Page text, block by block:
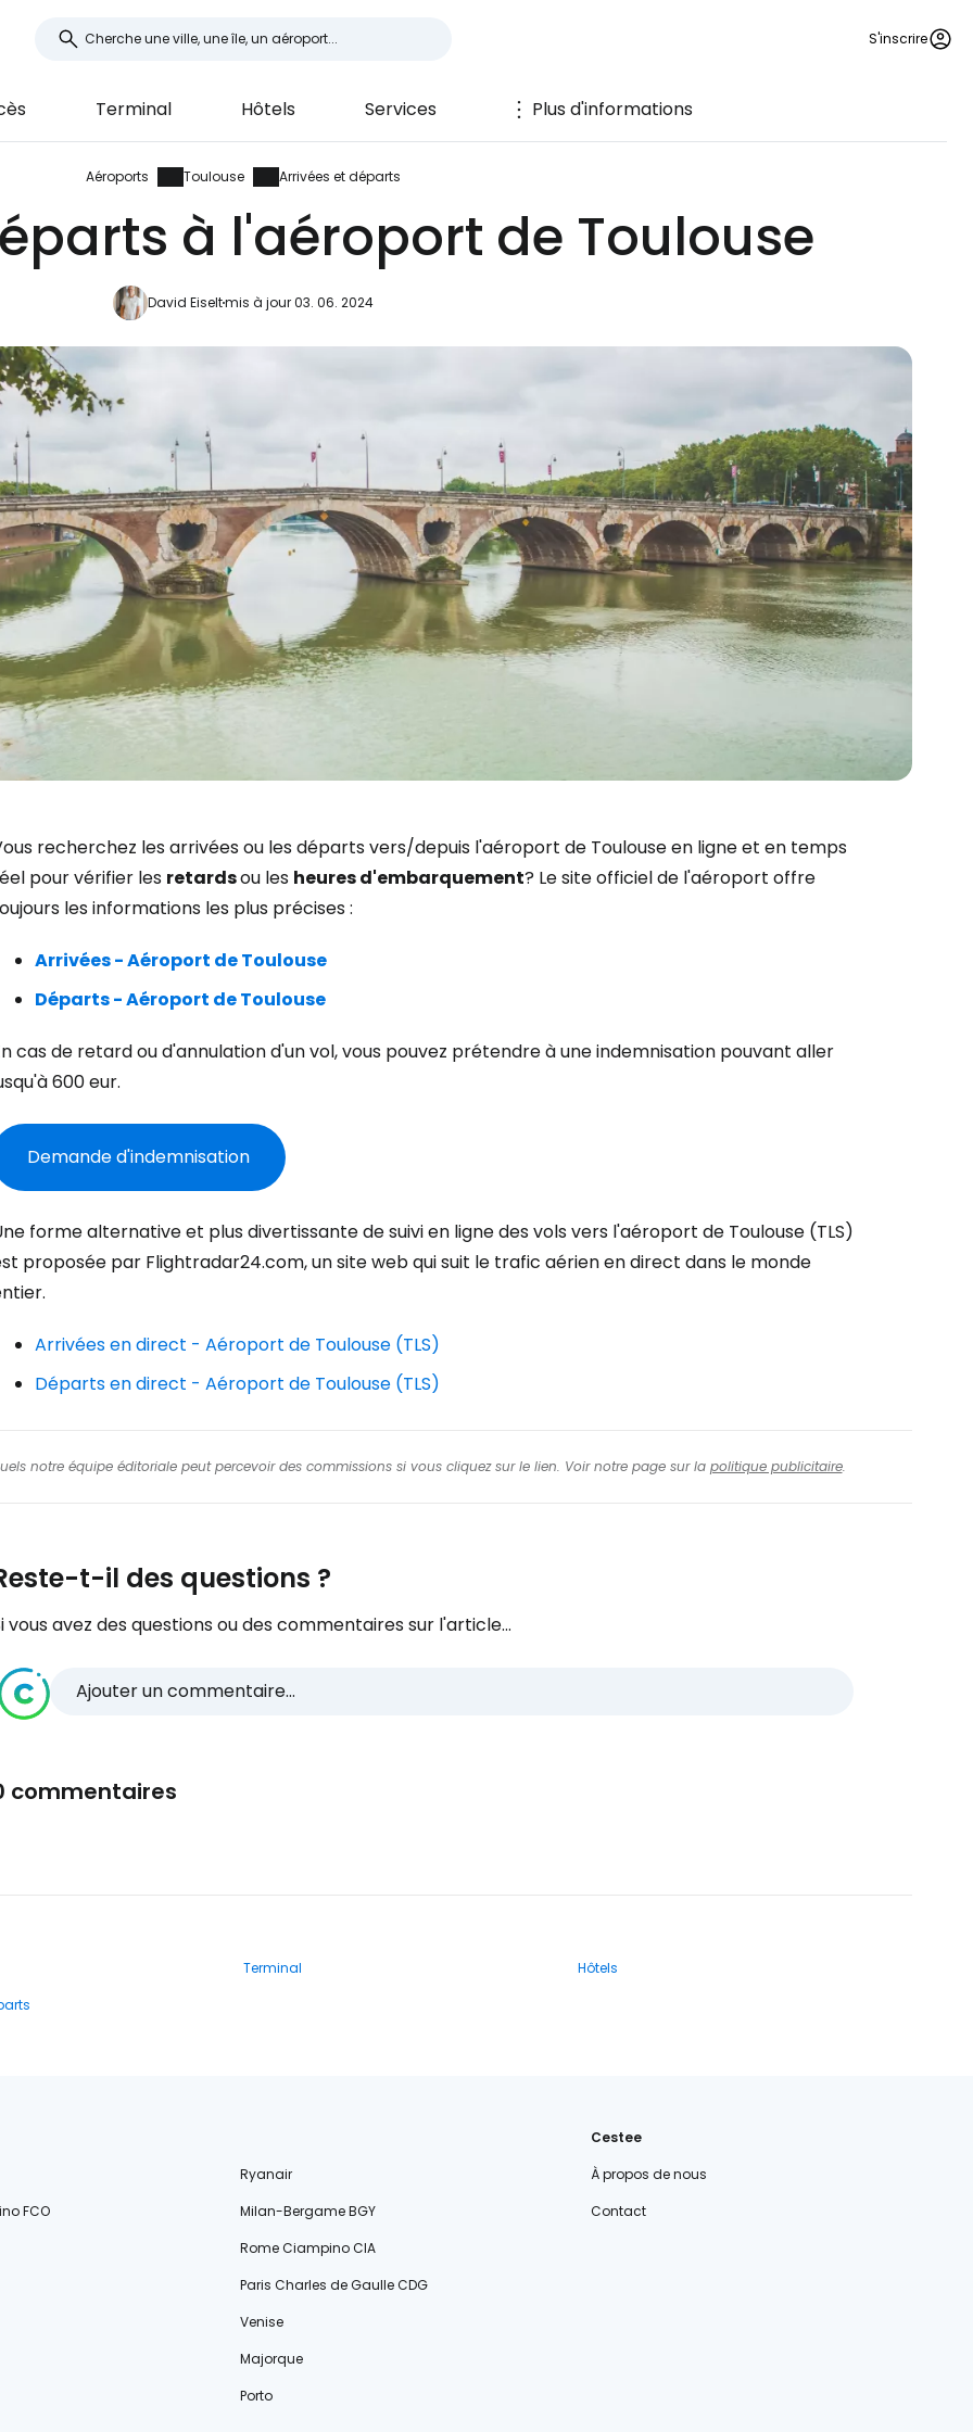
S'inscrire
Terminal Hôtels Services Plus d'informations
Aéroports Toulouse Arrivées et départs
à l'aéroport de Toulouse
David Eiseltmis à jour 03. 06. 2024
recherchez les arrivées ou les départs vers/depuis l'aéroport de Toulouse en ligne et en temps
pour vérifier les retardsou les heures d'embarquement? Le site officiel de l'aéroport offre
les informations les plus précises :
Arrivées - Aéroport de Toulouse
Départs - Aéroport de Toulouse
cas de retard ou d'annulation d'un vol, vous pouvez prétendre à une indemnisation pouvant aller
600 eur.
Demande d'indemnisation
forme alternative et plus divertissante de suivi en ligne des vols vers l'aéroport de Toulouse (TLS)
proposée par Flightradar24.com, un site web qui suit le trafic aérien en direct dans le monde
Arrivées en direct - Aéroport de Toulouse (TLS)
Départs en direct - Aéroport de Toulouse (TLS)
notre équipe éditoriale peut percevoir des commissions si vous cliquez sur le lien. Voir notre page sur la politique publicitaire.
t-il des questions ?
vous avez des questions ou des commentaires sur l'article...
Ajouter un commentaire...
commentaires
Terminal
Hôtels
Ryanair
FCO
Milan-Bergame BGY
Rome Ciampino CIA
Paris Charles de Gaulle CDG
Venise
Majorque
Porto
Cestee
À propos de nous
Contact
Se connecter à Cestee